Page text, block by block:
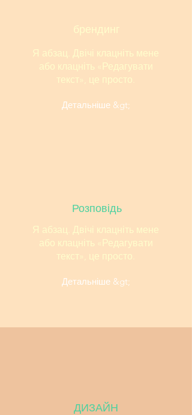
брендинг
Я абзац. Двічі клацніть мене
або клацніть «Редагувати
текст», це просто.
Детальніше &gt;
Розповідь
Я абзац. Двічі клацніть мене
або клацніть «Редагувати
текст», це просто.
Детальніше &gt;
ДИЗАЙН